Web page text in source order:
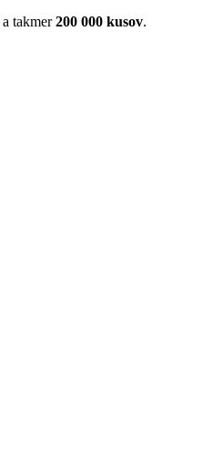
a takmer200 000 kusov.